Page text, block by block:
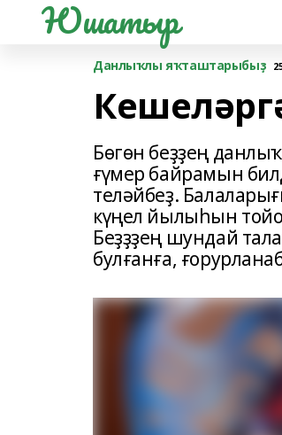
Юшатыр
Данлыҡлы яҡташтарыбыҙ
Бөгөн беҙҙең
ғүмер байрамын
теләйбеҙ.
күңел йылыһын
Беҙҙҙең шундай
булғанға,